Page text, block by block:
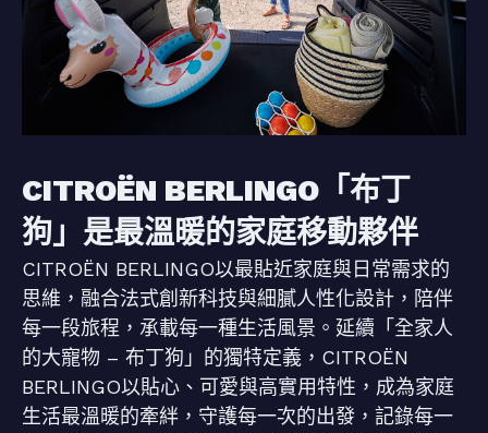
CITROËN BERLINGO「布丁
狗」是最溫暖的家庭移動夥伴
CITROËN BERLINGO以最貼近家庭與日常需求的
思維，融合法式創新科技與細膩人性化設計，陪伴
每一段旅程，承載每一種生活風景。延續「全家人
的大寵物 – 布丁狗」的獨特定義，CITROËN
BERLINGO以貼心、可愛與高實用特性，成為家庭
生活最溫暖的牽絆，守護每一次的出發，記錄每一